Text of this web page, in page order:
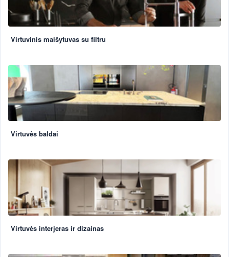
Virtuvinis maišytuvas su filtru
Virtuvės baldai
Virtuvės interjeras ir dizainas